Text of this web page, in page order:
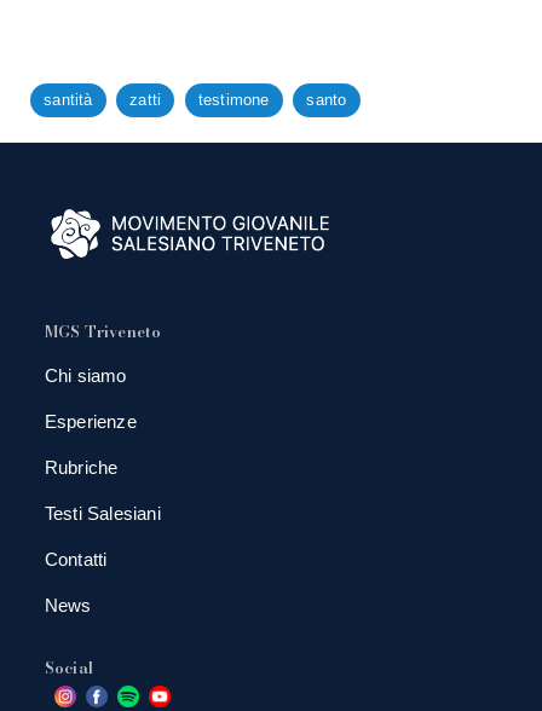
santità zatti testimone santo
MGS Triveneto
Chi siamo
Esperienze
Rubriche
Testi Salesiani
Contatti
News
Social